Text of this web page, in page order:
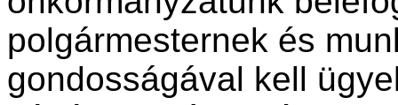
polgármesternek és
gondosságával kell